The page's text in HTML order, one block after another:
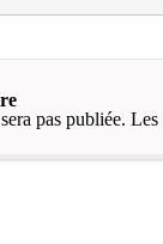
pas publiée. Les